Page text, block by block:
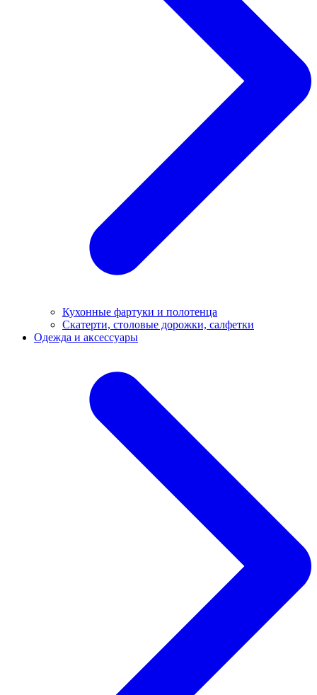
Кухонные фартуки и полотенца
Скатерти, столовые дорожки, салфетки
Одежда и аксессуары